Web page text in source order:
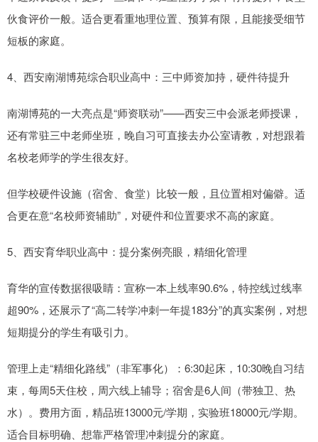
伙食评价一般。适合更看重地理位置、预算有限，且能接受细节
短板的家庭。
4、西安南湖博苑综合职业高中：三中师资加持，硬件待提升
南湖博苑的一大亮点是“师资联动”——西安三中会派老师授课，
还有常驻三中老师坐班，晚自习可直接去办公室请教，对想跟着
名校老师学的学生很友好。
但学校硬件设施（宿舍、食堂）比较一般，且位置相对偏僻。适
合更在意“名校师资辅助”，对硬件和位置要求不高的家庭。
5、西安育华职业高中：提分案例亮眼，精细化管理
育华的宣传数据很吸睛：宣称一本上线率90.6%，特控线过线率
超90%，还展示了“高二转学冲刺一年提183分”的真实案例，对想
短期提分的学生有吸引力。
管理上走“精细化路线”（非军事化）：6:30起床，10:30晚自习结
束，每周5天住校，周六线上辅导；宿舍是6人间（带独卫、热
水）。费用方面，精品班13000元/学期，实验班18000元/学期。
适合目标明确、想靠严格管理冲刺提分的家庭。